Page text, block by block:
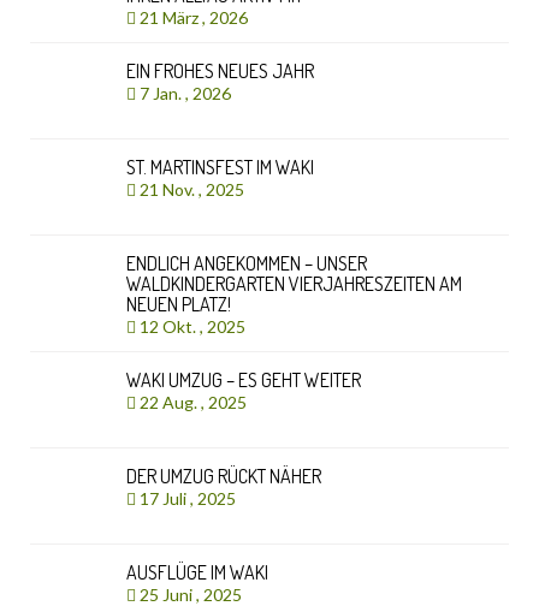
21 März , 2026
EIN FROHES NEUES JAHR
7 Jan. , 2026
ST. MARTINSFEST IM WAKI
21 Nov. , 2025
ENDLICH ANGEKOMMEN – UNSER
WALDKINDERGARTEN VIERJAHRESZEITEN AM
NEUEN PLATZ!
12 Okt. , 2025
WAKI UMZUG – ES GEHT WEITER
22 Aug. , 2025
DER UMZUG RÜCKT NÄHER
17 Juli , 2025
AUSFLÜGE IM WAKI
25 Juni , 2025